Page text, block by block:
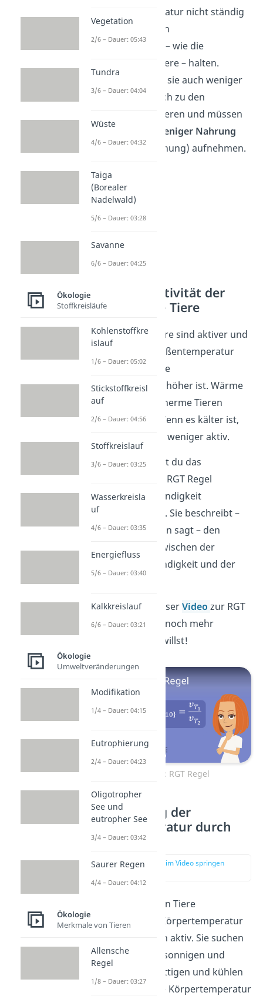
ihre Körpertemperatur nicht ständig
auf einem gewissen
Temperaturniveau – wie die
homoiothermen Tiere – halten.
Dadurch brauchen sie auch weniger
Energie im Vergleich zu den
homoiothermen Tieren und müssen
so auch deutlich
weniger Nahrung
(zur Energiegewinnung) aufnehmen.
RGT Regel: Aktivität der
poikilotherme Tiere
Wechselwarme Tiere sind aktiver und
agiler, wenn die Außentemperatur
und somit auch ihre
Körpertemperatur höher ist. Wärme
liefert den poikilotherme Tieren
nämlich Energie. Wenn es kälter ist,
sind sie träger und weniger aktiv.
Beschreiben kannst du das
Phänomen mit der RGT Regel
eaktionsgeschwindigkeit
emperatur Regel). Sie beschreibt –
wie der Name schon sagt – den
Zusammenhang zwischen der
Reaktionsgeschwindigkeit und der
Temperatur.
Schau dir gerne unserVideozur RGT
Regel an, wenn du noch mehr
darüber erfahren willst!
Zum Video: RGT Regel
Beeinflussung der
Körpertemperatur durch
Verhalten
zur Stelle im Video springen
(01:52)
Die wechselwarmen Tiere
beeinflussen ihre Körpertemperatur
durch ihr Verhalten aktiv. Sie suchen
zum Beispiel nach sonnigen und
warmen bzw. schattigen und kühlen
Plätzen, um so ihre Körpertemperatur
Vegetation
2/6 – Dauer: 05:43
Tundra
3/6 – Dauer: 04:04
Wüste
4/6 – Dauer: 04:32
Taiga
(Borealer
Nadelwald)
5/6 – Dauer: 03:28
Savanne
6/6 – Dauer: 04:25
Ökologie
Stoffkreisläufe
Kohlenstoffkre
islauf
1/6 – Dauer: 05:02
Stickstoffkreisl
auf
2/6 – Dauer: 04:56
Stoffkreislauf
3/6 – Dauer: 03:25
Wasserkreisla
uf
4/6 – Dauer: 03:35
Energiefluss
5/6 – Dauer: 03:40
Kalkkreislauf
6/6 – Dauer: 03:21
Ökologie
Umweltveränderungen
Modifikation
1/4 – Dauer: 04:15
Eutrophierung
2/4 – Dauer: 04:23
Oligotropher
See und
eutropher See
3/4 – Dauer: 03:42
Saurer Regen
4/4 – Dauer: 04:12
Ökologie
Merkmale von Tieren
Allensche
Regel
1/8 – Dauer: 03:27